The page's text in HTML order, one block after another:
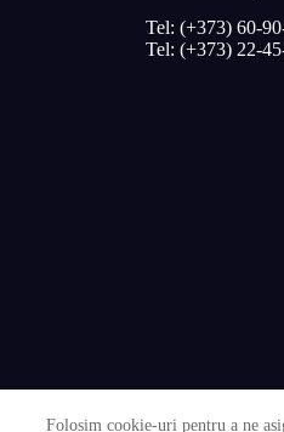
Folosim cookie-uri pentru a ne
Tel: (+373) 60-
Tel: (+373) 22-